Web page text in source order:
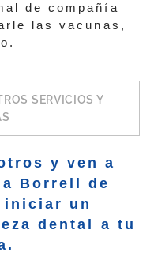
de compañía
las vacunas,
SERVICIOS Y
y ven a
Borrell de
iniciar un
dental a tu